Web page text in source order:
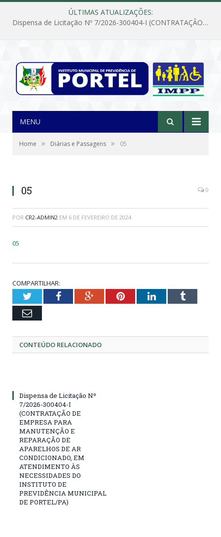
ÚLTIMAS ATUALIZAÇÕES:
Dispensa de Licitação Nº 7/2026-300404-I (CONTRATAÇÃO DE EMPRESA PARA MANUTENÇÃO E REPARAÇÃO DE APARELHOS DE AR CONDICIONADO, EM ATENDIMENTO ÀS NECESSIDADES DO INSTITUTO DE PREVIDÊNCIA MUNICIPAL DE PORTEL/PA)
MENU
Home » Diárias e Passagens » 05
05 0
POR CR2-ADMIN2 EM 6 DE FEVEREIRO DE 2024
05
COMPARTILHAR:
TwitterFacebookGoogle+PinterestLinkedInTumblr
Email
CONTEÚDO RELACIONADO
Dispensa de Licitação Nº
7/2026-300404-I
(CONTRATAÇÃO DE
EMPRESA PARA
MANUTENÇÃO E
REPARAÇÃO DE
APARELHOS DE AR
CONDICIONADO, EM
ATENDIMENTO ÀS
NECESSIDADES DO
INSTITUTO DE
PREVIDÊNCIA MUNICIPAL
DE PORTEL/PA)